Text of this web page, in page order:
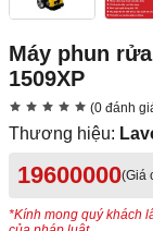
Máy phun
1509XP
(0 đánh
Thương hiệu:
19600000(Giá
*Kính mong quý khách